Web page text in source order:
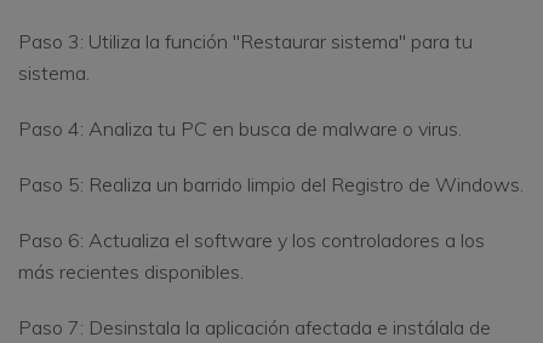
Paso 3: Utiliza la función "Restaurar sistema" para tu
sistema.
Paso 4: Analiza tu PC en busca de malware o virus.
Paso 5: Realiza un barrido limpio del Registro de Windows.
Paso 6: Actualiza el software y los controladores a los
más recientes disponibles.
Paso 7: Desinstala la aplicación afectada e instálala de